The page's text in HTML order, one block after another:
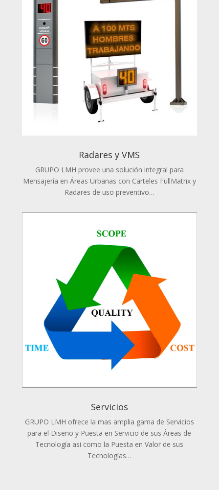
Radares y VMS
GRUPO LMH provee una solución integral para
Mensajería en Áreas Urbanas con Carteles FullMatrix y
Radares de uso preventivo…
Servicios
GRUPO LMH ofrece la mas amplia gama de Servicios
para el Diseño y Puesta en Servicio de sus Áreas de
Tecnología asi como la Puesta en Valor de sus
Tecnologías…